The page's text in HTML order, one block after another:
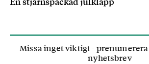
Missa inget viktigt -
nyhetsbrev